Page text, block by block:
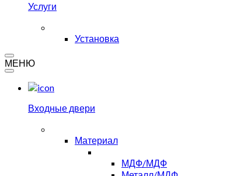
Услуги
Установка
МЕНЮ
Входные двери
Материал
МДФ/МДФ